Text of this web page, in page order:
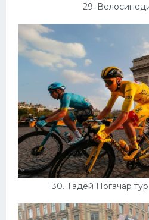
29.
30. Тадей Погачар